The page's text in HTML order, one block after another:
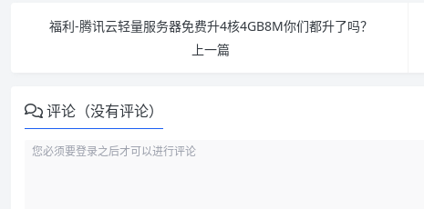
福利-腾讯云轻量服务器免费升4核4GB8M你们都升了吗？
上一篇
评论（没有评论）